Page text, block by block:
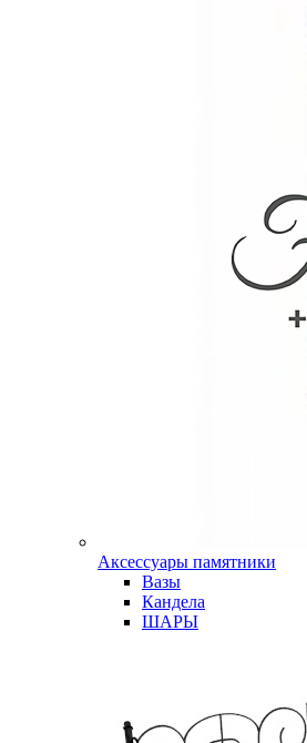
Аксессуары памятники
Вазы
Кандела
ШАРЫ